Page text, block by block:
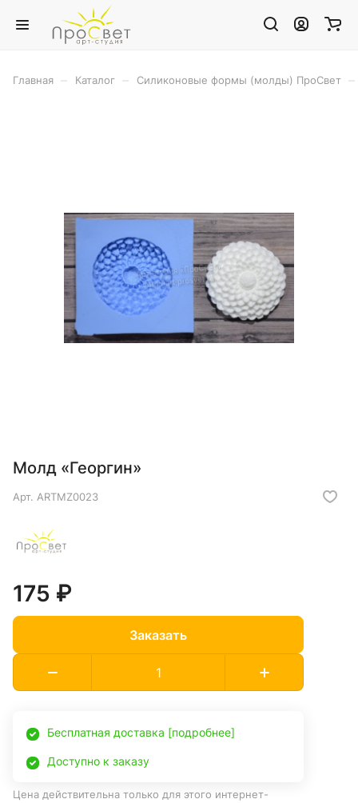
Главная Каталог Силиконовые формы (молды) ПроСвет
Молд «Георгин»
Арт. ARTMZ0023
175 ₽
Заказать
Бесплатная доставка [подробнее]
Доступно к заказу
Цена действительна только для этого интернет-